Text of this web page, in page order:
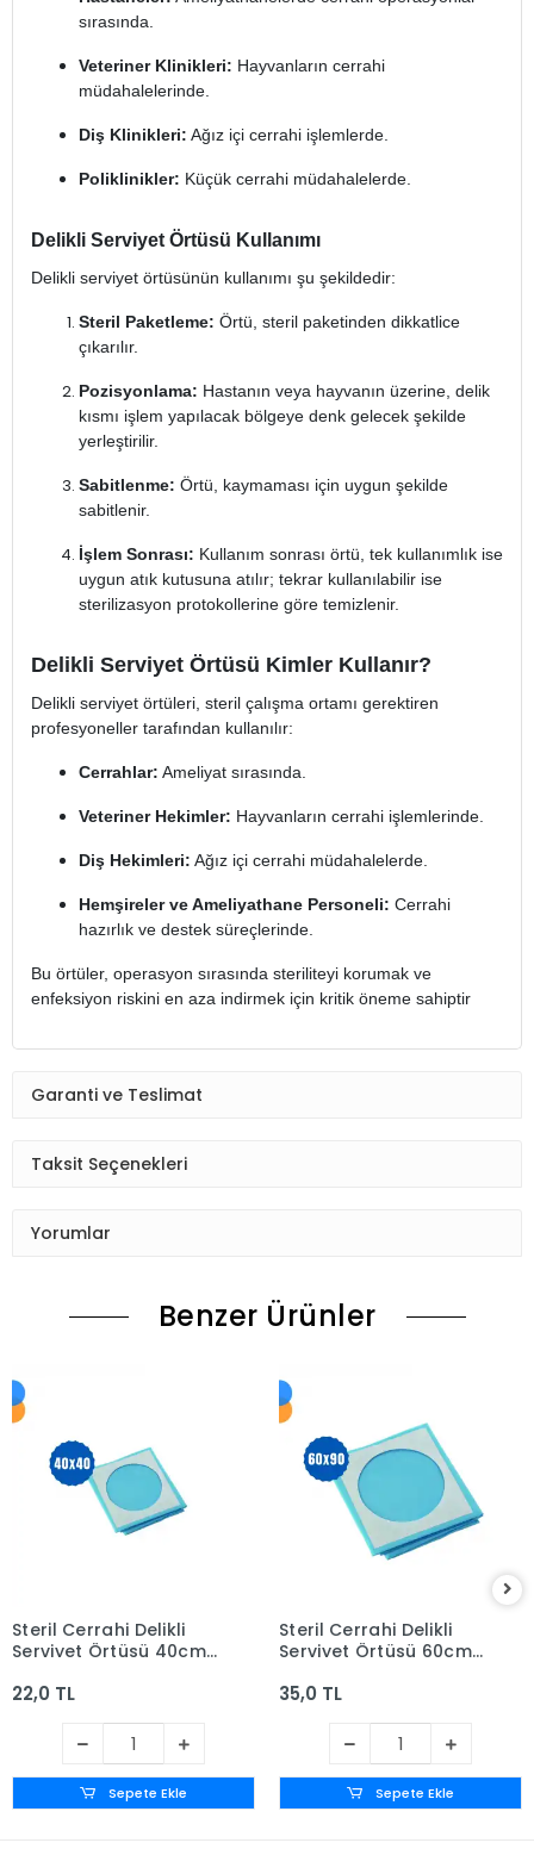
sırasında.
Veteriner Klinikleri: Hayvanların cerrahi
müdahalelerinde.
Diş Klinikleri: Ağız içi cerrahi işlemlerde.
Poliklinikler: Küçük cerrahi müdahalelerde.
Delikli Serviyet Örtüsü Kullanımı
Delikli serviyet örtüsünün kullanımı şu şekildedir:
Steril Paketleme: Örtü, steril paketinden dikkatlice
çıkarılır.
Pozisyonlama: Hastanın veya hayvanın üzerine, delik
kısmı işlem yapılacak bölgeye denk gelecek şekilde
yerleştirilir.
Sabitlenme: Örtü, kaymaması için uygun şekilde
sabitlenir.
İşlem Sonrası: Kullanım sonrası örtü, tek kullanımlık ise
uygun atık kutusuna atılır; tekrar kullanılabilir ise
sterilizasyon protokollerine göre temizlenir.
Delikli Serviyet Örtüsü Kimler Kullanır?
Delikli serviyet örtüleri, steril çalışma ortamı gerektiren
profesyoneller tarafından kullanılır:
Cerrahlar: Ameliyat sırasında.
Veteriner Hekimler: Hayvanların cerrahi işlemlerinde.
Diş Hekimleri: Ağız içi cerrahi müdahalelerde.
Hemşireler ve Ameliyathane Personeli: Cerrahi
hazırlık ve destek süreçlerinde.
Bu örtüler, operasyon sırasında steriliteyi korumak ve
enfeksiyon riskini en aza indirmek için kritik öneme sahiptir
Garanti ve Teslimat
Taksit Seçenekleri
Yorumlar
Benzer Ürünler
Steril Cerrahi Delikli
Serviyet Örtüsü 40cm
22,0 TL
Sepete Ekle
Steril Cerrahi Delikli
Serviyet Örtüsü 60cm x
35,0 TL
Sepete Ekle